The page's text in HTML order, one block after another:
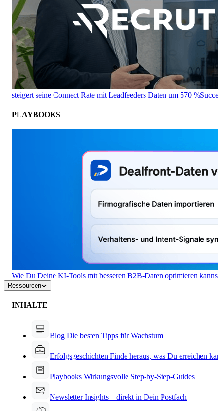
steigert seine Connect Rate mit Leadfeeders Daten um 570 %
PLAYBOOKS
Wie Du Deine KI-Tools mit besseren B2B-Daten optimieren
Ressourcen
INHALTE
Blog Die besten Tipps für Wachstum
Erfolgsgeschichten Finde heraus, was Du erreichen
Playbooks Wirkungsvolle Step-by-Step-Guides
NewsletterInsights – direkt in Dein Postfach